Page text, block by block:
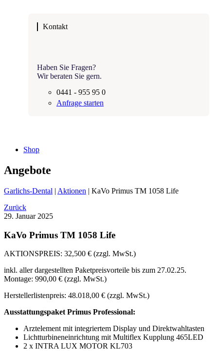
Kontakt
Haben Sie Fragen?
Wir beraten Sie gern.
0441 - 955 95 0
Anfrage starten
Shop
Angebote
Garlichs-Dental | Aktionen | KaVo Primus TM 1058 Life
Zurück
29. Januar 2025
KaVo Primus TM 1058 Life
AKTIONSPREIS: 32,500 € (zzgl. MwSt.)
inkl. aller dargestellten Paketpreisvorteile bis zum 27.02.25.
Montage: 990,00 € (zzgl. MwSt.)
Herstellerlistenpreis: 48.018,00 € (zzgl. MwSt.)
Ausstattungspaket Primus Professional:
Arztelement mit integriertem Display und Direktwahltasten
Lichtturbineneinrichtung mit Multiflex Kupplung 465LED
2 x INTRA LUX MOTOR KL703